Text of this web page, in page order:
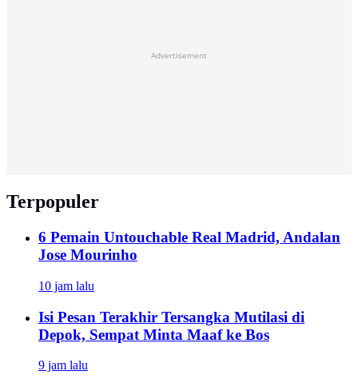
Advertisement
Terpopuler
6 Pemain Untouchable Real Madrid, Andalan
Jose Mourinho
10 jam lalu
Isi Pesan Terakhir Tersangka Mutilasi di
Depok, Sempat Minta Maaf ke Bos
9 jam lalu